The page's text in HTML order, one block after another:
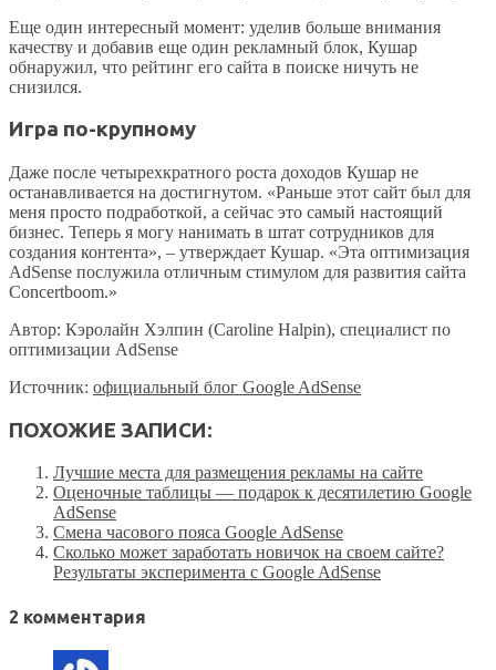
Еще один интересный момент: уделив больше внимания
качеству и добавив еще один рекламный блок, Кушар
обнаружил, что рейтинг его сайта в поиске ничуть не
снизился.
Игра по-крупному
Даже после четырехкратного роста доходов Кушар не
останавливается на достигнутом. «Раньше этот сайт был для
меня просто подработкой, а сейчас это самый настоящий
бизнес. Теперь я могу нанимать в штат сотрудников для
создания контента», – утверждает Кушар. «Эта оптимизация
AdSense послужила отличным стимулом для развития сайта
Concertboom.»
Автор: Кэролайн Хэлпин (Caroline Halpin), специалист по
оптимизации AdSense
Источник: официальный блог Google AdSense
ПОХОЖИЕ ЗАПИСИ:
Лучшие места для размещения рекламы на сайте
Оценочные таблицы — подарок к десятилетию Google
AdSense
Смена часового пояса Google AdSense
Сколько может заработать новичок на своем сайте?
Результаты эксперимента с Google AdSense
2 комментария